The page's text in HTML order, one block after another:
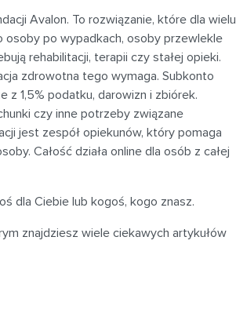
Avalon. To rozwiązanie, które dla wielu
osoby po wypadkach, osoby przewlekle
rehabilitacji, terapii czy stałej opieki.
zdrowotna tego wymaga. Subkonto
z 1,5% podatku, darowizn i zbiórek.
czy inne potrzeby związane
jest zespół opiekunów, który pomaga
Całość działa online dla osób z całej
dla Ciebie lub kogoś, kogo znasz.
znajdziesz wiele ciekawych artykułów